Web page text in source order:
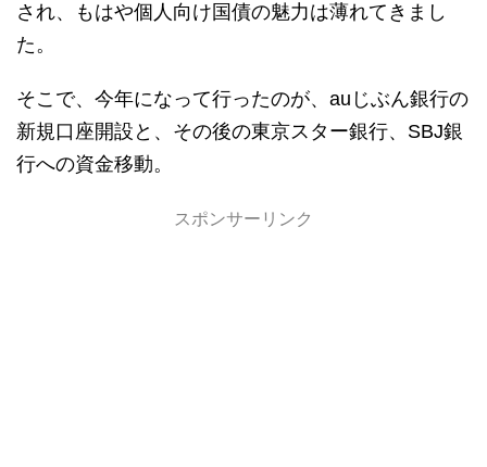
され、もはや個人向け国債の魅力は薄れてきまし
た。
そこで、今年になって行ったのが、auじぶん銀行の
新規口座開設と、その後の東京スター銀行、SBJ銀
行への資金移動。
スポンサーリンク